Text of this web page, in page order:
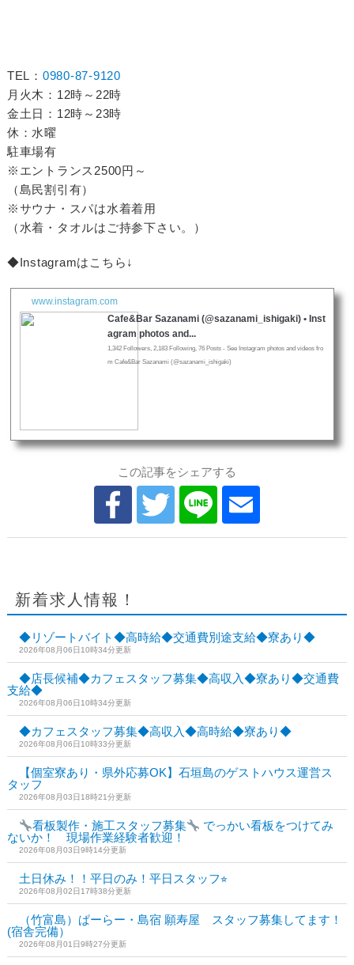
TEL： 0980-87-9120
月火木：12時～22時
金土日：12時～23時
休：水曜
駐車場有
※エントランス2500円～
（島民割引有）
※サウナ・スパは水着着用
（水着・タオルはご持参下さい。）
◆Instagramはこちら↓
www.instagram.com
Cafe&Bar Sazanami (@sazanami_ishigaki) • Inst
agram photos and...
1,342 Followers, 2,183 Following, 76 Posts - See Instagram photos and videos fro
m Cafe&Bar Sazanami (@sazanami_ishigaki)
この記事をシェアする
新着求人情報！
◆リゾートバイト◆高時給◆交通費別途支給◆寮あり◆
2026年08月06日10時34分更新
◆店長候補◆カフェスタッフ募集◆高収入◆寮あり◆交通費
支給◆
2026年08月06日10時34分更新
◆カフェスタッフ募集◆高収入◆高時給◆寮あり◆
2026年08月06日10時33分更新
【個室寮あり・県外応募OK】石垣島のゲストハウス運営ス
タッフ
2026年08月03日18時21分更新
看板製作・施工スタッフ募集
でっかい看板をつけてみ
ないか！ 現場作業経験者歓迎！
2026年08月03日9時14分更新
土日休み！！平日のみ！平日スタッフ⭐︎
2026年08月02日17時38分更新
（竹富島）ぱーらー・島宿 願寿屋 スタッフ募集してます！
(宿舎完備）
2026年08月01日9時27分更新